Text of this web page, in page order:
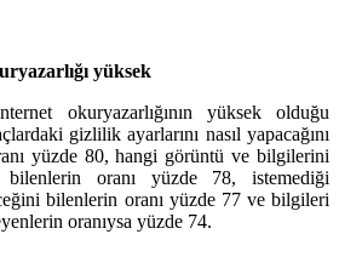
yüksek
okuryazarlığının yüksek olduğu
gizlilik ayarlarını nasıl yapacağını
yüzde 80, hangi görüntü ve bilgilerini
bilenlerin oranı yüzde 78, istemediği
bilenlerin oranı yüzde 77 ve bilgileri
oranıysa yüzde 74.